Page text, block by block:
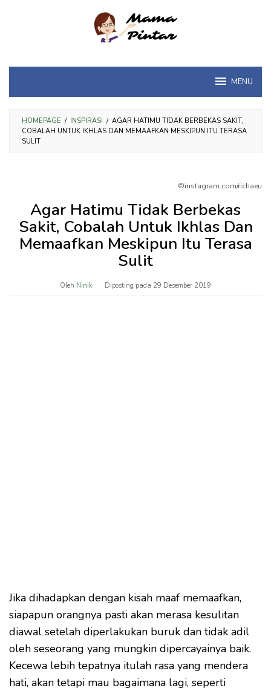
MENU
HOMEPAGE / INSPIRASI / AGAR HATIMU TIDAK BERBEKAS SAKIT,
COBALAH UNTUK IKHLAS DAN MEMAAFKAN MESKIPUN ITU TERASA
SULIT
©instagram.com/richaeu
Agar Hatimu Tidak Berbekas
Sakit, Cobalah Untuk Ikhlas Dan
Memaafkan Meskipun Itu Terasa
Sulit
Oleh Ninik Diposting pada 29 Desember 2019
Jika dihadapkan dengan kisah maaf memaafkan,
siapapun orangnya pasti akan merasa kesulitan
diawal setelah diperlakukan buruk dan tidak adil
oleh seseorang yang mungkin dipercayainya baik.
Kecewa lebih tepatnya itulah rasa yang mendera
hati, akan tetapi mau bagaimana lagi, seperti